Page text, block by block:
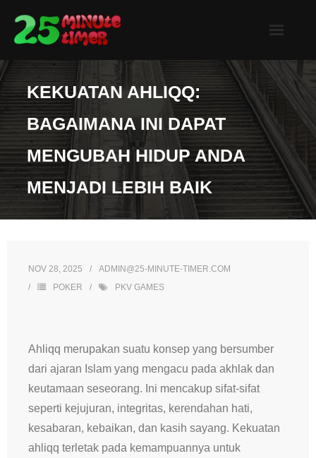
content
KEKUATAN AHLIQQ:
BAGAIMANA INI DAPAT
MENGUBAH HIDUP ANDA
MENJADI LEBIH BAIK
NOV 28, 2025
ADMIN@25-MINUTE-TIMER.COM
POKER
PKV GAMES
Ahliqq merupakan suatu konsep yang bersumber
dari ajaran Islam yang mengacu pada akhlak dan
keutamaan seseorang. Ini mencakup sifat-sifat
seperti kejujuran, integritas, kerendahan hati,
kesabaran, kebaikan, dan kasih sayang. Kekuatan
ahliqq terletak pada kemampuannya untuk